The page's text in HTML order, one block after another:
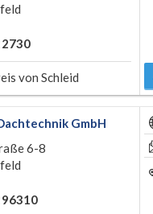
2730
von Schleid
GmbH
6-8
96310